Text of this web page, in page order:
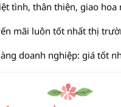
tình, thân thiện, giao hoa
mãi luôn tốt nhất thị
doanh nghiệp: giá tốt